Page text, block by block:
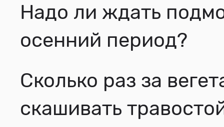
Надо ли ждать
осенний период?
Сколько раз за
скашивать